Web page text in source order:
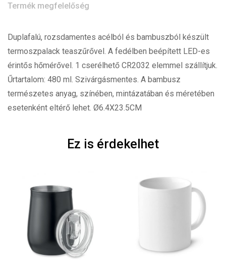
Termék megfelelőség
Duplafalú, rozsdamentes acélból és bambuszból készült
termoszpalack teaszűrővel. A fedélben beépített LED-es
érintős hőmérővel. 1 cserélhető CR2032 elemmel szállítjuk.
Űrtartalom: 480 ml. Szivárgásmentes. A bambusz
természetes anyag, színében, mintázatában és méretében
esetenként eltérő lehet. Ø6.4X23.5CM
Ez is érdekelhet